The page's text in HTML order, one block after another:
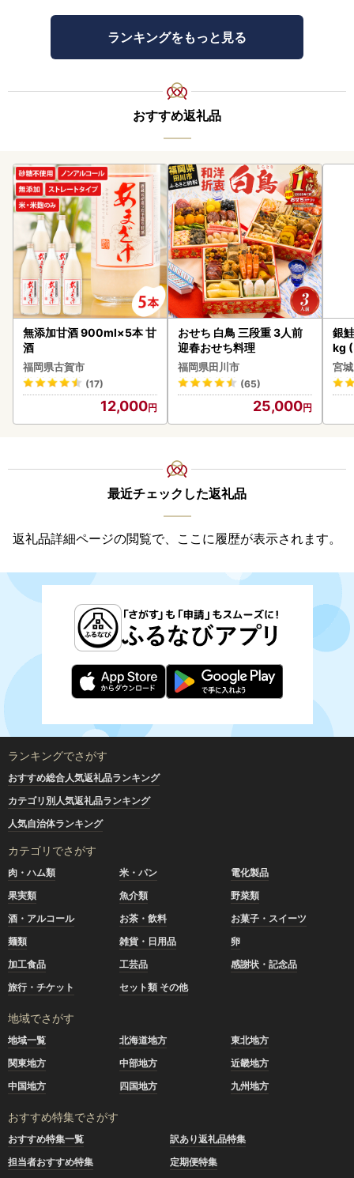
ランキングをもっと見る
おすすめ返礼品
無添加甘酒 900ml×5本 甘
酒
福岡県古賀市
(17)
12,000
おせち 白鳥 三段重 3人前
迎春おせち料理
福岡県田川市
(65)
25,000
銀
kg
宮
最近チェックした返礼品
返礼品詳細ページの閲覧で、ここに履歴が表示されます。
ランキングでさがす
おすすめ総合人気返礼品ランキング
カテゴリ別人気返礼品ランキング
人気自治体ランキング
カテゴリでさがす
肉・ハム類 米・パン
電化製品
果実類
魚介類
野菜類
酒・アルコール
お茶・飲料
お菓子・スイーツ
麺類
雑貨・日用品
卵
加工食品
工芸品
感謝状・記念品
旅行・チケット
セット類 その他
地域でさがす
地域一覧 北海道地方
東北地方
関東地方
中部地方
近畿地方
中国地方
四国地方 九州地方
おすすめ特集でさがす
おすすめ特集一覧
訳あり返礼品特集
担当者おすすめ特集
定期便特集